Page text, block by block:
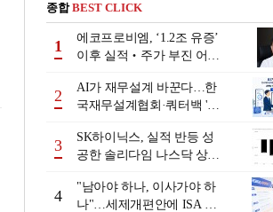
종합BEST CLICK
1
에코프로비엠, ‘1.2조 유증’
이후 실적‧주가 부진 어쩌
2
AI가 재무설계 바꾼다…한
국재무설계협회·쿼터백 '베
3
SK하이닉스, 실적 반등 성
공한 솔리다임 나스닥 상장
4
"남아야 하나, 이사가야 하
나"…세제개편안에 ISA 투